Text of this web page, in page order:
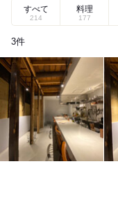
すべて
214
料理
177
3件